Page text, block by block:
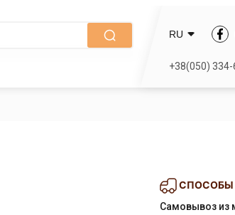
RU
+38(050) 334-
СПОСОБЫ
Самовывоз из